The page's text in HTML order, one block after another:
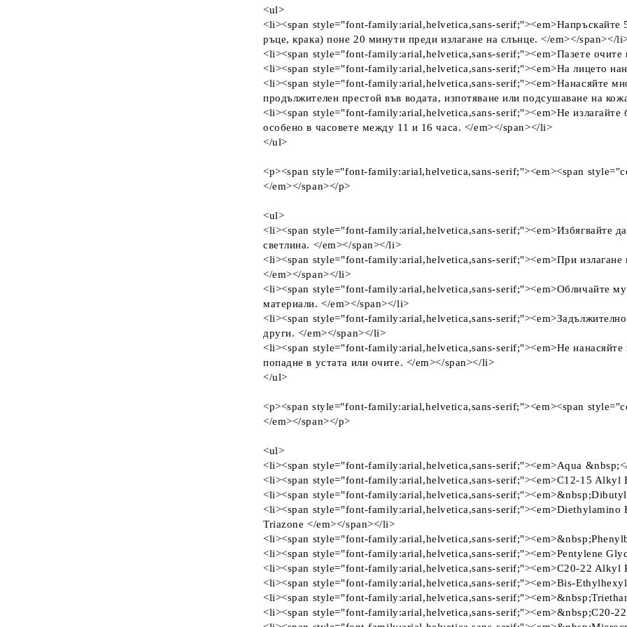
<ul>
<li><span style="font-family:arial,helvetica,sans-serif;"><em>Напръскайте
ръце, крака) поне 20 минути преди излагане на слънце. </em></span></
<li><span style="font-family:arial,helvetica,sans-serif;"><em>Пазете очите
<li><span style="font-family:arial,helvetica,sans-serif;"><em>На лицето
<li><span style="font-family:arial,helvetica,sans-serif;"><em>Нанасяйте
продължителен престой във водата, изпотяване или подсушаване на
<li><span style="font-family:arial,helvetica,sans-serif;"><em>Не излагайте
особено в часовете между 11 и 16 часа. </em></span></li>
</ul>
<p><span style="font-family:arial,helvetica,sans-serif;"><em><span
</em></span></p>
<ul>
<li><span style="font-family:arial,helvetica,sans-serif;"><em>Избягвайте да
светлина. </em></span></li>
<li><span style="font-family:arial,helvetica,sans-serif;"><em>При излагане
</em></span></li>
<li><span style="font-family:arial,helvetica,sans-serif;"><em>Обличайте му
материали. </em></span></li>
<li><span style="font-family:arial,helvetica,sans-
други. </em></span></li>
<li><span style="font-family:arial,helvetica,sans-serif;"><em>Не нанасяйте
попадне в устата или очите. </em></span></li>
</ul>
<p><span style="font-family:arial,helvetica,sans-serif;"><em><span
</em></span></p>
<ul>
<li><span style="font-family:arial,helvetica,sans-serif;"><em>Aqua
<li><span style="font-family:arial,helvetica,sans-serif;"><em>C12-15 Alkyl
<li><span style="font-family:arial,helvetica,sans-
<li><span style="font-family:arial,helvetica,sans-
Triazone </em></span></li>
<li><span style="font-family:arial,helvetica,sans-
<li><span style="font-family:arial,helvetica,sans-serif;"><em>Pentylene
<li><span style="font-family:arial,helvetica,sans-serif;"><em>C20-22 Alkyl
<li><span style="font-family:arial,helvetica,sans-serif;"><em>Bis-
<li><span style="font-family:arial,helvetica,sans-
<li><span style="font-family:arial,helvetica,sans-serif;"><em>&nbsp;C20-